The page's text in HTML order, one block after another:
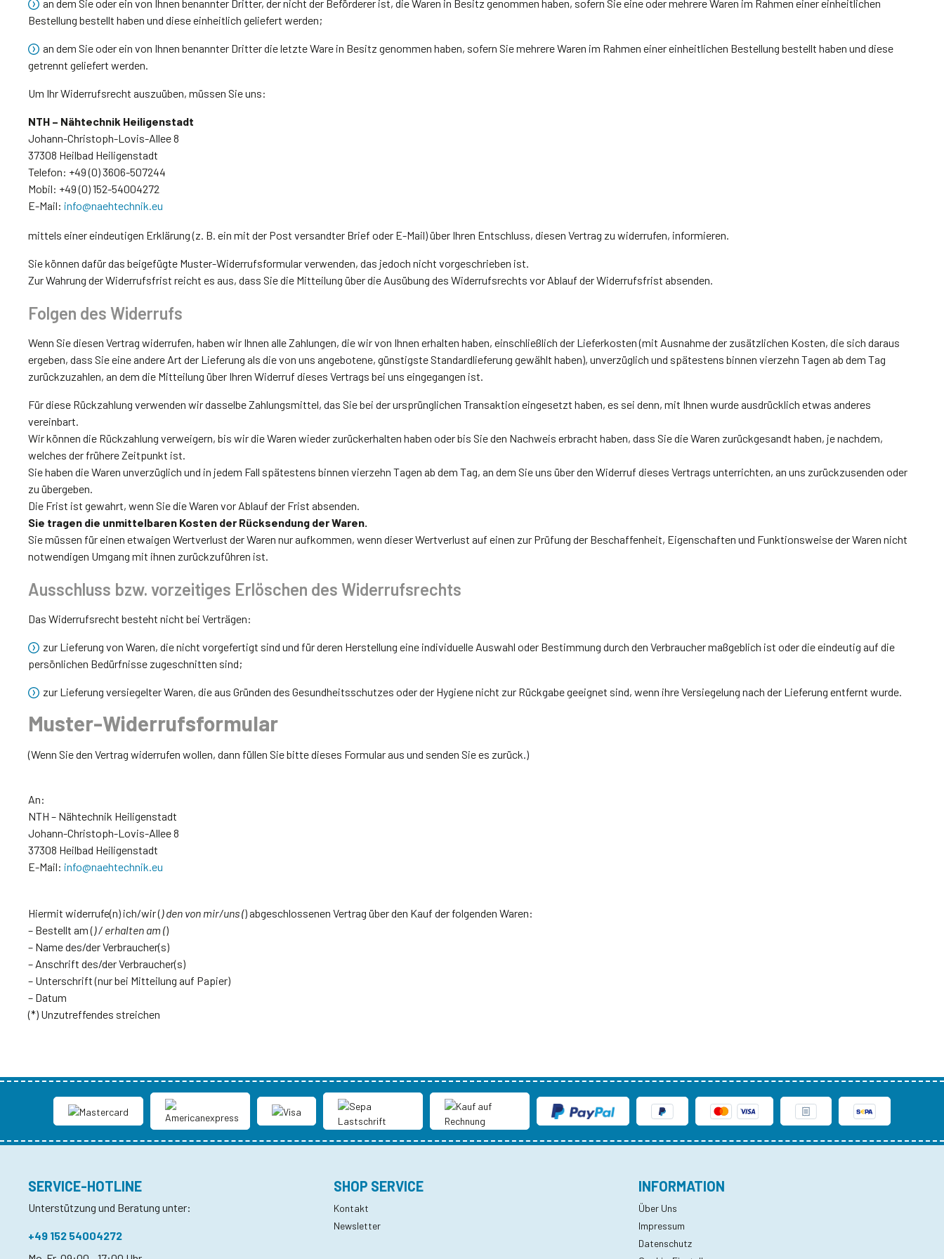
an dem Sie oder ein von Ihnen benannter Dritter, der nicht der Beförderer ist, die Waren in Besitz genommen haben, sofern Sie eine oder mehrere Waren im Rahmen einer einheitlichen
Bestellung bestellt haben und diese einheitlich geliefert werden;
an dem Sie oder ein von Ihnen benannter Dritter die letzte Ware in Besitz genommen haben, sofern Sie mehrere Waren im Rahmen einer einheitlichen Bestellung bestellt haben und diese
getrennt geliefert werden.
Um Ihr Widerrufsrecht auszuüben, müssen Sie uns:
NTH – Nähtechnik Heiligenstadt
Johann-Christoph-Lovis-Allee 8
37308 Heilbad Heiligenstadt
Telefon: +49 (0) 3606-507244
Mobil: +49 (0) 152-54004272
E-Mail: info@naehtechnik.eu
mittels einer eindeutigen Erklärung (z. B. ein mit der Post versandter Brief oder E-Mail) über Ihren Entschluss, diesen Vertrag zu widerrufen, informieren.
Sie können dafür das beigefügte Muster-Widerrufsformular verwenden, das jedoch nicht vorgeschrieben ist.
Zur Wahrung der Widerrufsfrist reicht es aus, dass Sie die Mitteilung über die Ausübung des Widerrufsrechts vor Ablauf der Widerrufsfrist absenden.
Folgen des Widerrufs
Wenn Sie diesen Vertrag widerrufen, haben wir Ihnen alle Zahlungen, die wir von Ihnen erhalten haben, einschließlich der Lieferkosten (mit Ausnahme der zusätzlichen Kosten, die sich daraus
ergeben, dass Sie eine andere Art der Lieferung als die von uns angebotene, günstigste Standardlieferung gewählt haben), unverzüglich und spätestens binnen vierzehn Tagen ab dem Tag
zurückzuzahlen, an dem die Mitteilung über Ihren Widerruf dieses Vertrags bei uns eingegangen ist.
Für diese Rückzahlung verwenden wir dasselbe Zahlungsmittel, das Sie bei der ursprünglichen Transaktion eingesetzt haben, es sei denn, mit Ihnen wurde ausdrücklich etwas anderes
vereinbart.
Wir können die Rückzahlung verweigern, bis wir die Waren wieder zurückerhalten haben oder bis Sie den Nachweis erbracht haben, dass Sie die Waren zurückgesandt haben, je nachdem,
welches der frühere Zeitpunkt ist.
Sie haben die Waren unverzüglich und in jedem Fall spätestens binnen vierzehn Tagen ab dem Tag, an dem Sie uns über den Widerruf dieses Vertrags unterrichten, an uns zurückzusenden oder
zu übergeben.
Die Frist ist gewahrt, wenn Sie die Waren vor Ablauf der Frist absenden.
Sie tragen die unmittelbaren Kosten der Rücksendung der Waren.
Sie müssen für einen etwaigen Wertverlust der Waren nur aufkommen, wenn dieser Wertverlust auf einen zur Prüfung der Beschaffenheit, Eigenschaften und Funktionsweise der Waren nicht
notwendigen Umgang mit ihnen zurückzuführen ist.
Ausschluss bzw. vorzeitiges Erlöschen des Widerrufsrechts
Das Widerrufsrecht besteht nicht bei Verträgen:
zur Lieferung von Waren, die nicht vorgefertigt sind und für deren Herstellung eine individuelle Auswahl oder Bestimmung durch den Verbraucher maßgeblich ist oder die eindeutig auf die
persönlichen Bedürfnisse zugeschnitten sind;
zur Lieferung versiegelter Waren, die aus Gründen des Gesundheitsschutzes oder der Hygiene nicht zur Rückgabe geeignet sind, wenn ihre Versiegelung nach der Lieferung entfernt wurde.
Muster-Widerrufsformular
(Wenn Sie den Vertrag widerrufen wollen, dann füllen Sie bitte dieses Formular aus und senden Sie es zurück.)
An:
NTH – Nähtechnik Heiligenstadt
Johann-Christoph-Lovis-Allee 8
37308 Heilbad Heiligenstadt
E-Mail: info@naehtechnik.eu
Hiermit widerrufe(n) ich/wir () den von mir/uns () abgeschlossenen Vertrag über den Kauf der folgenden Waren:
– Bestellt am () / erhalten am ()
– Name des/der Verbraucher(s)
– Anschrift des/der Verbraucher(s)
– Unterschrift (nur bei Mitteilung auf Papier)
– Datum
(*) Unzutreffendes streichen
SERVICE-HOTLINE
Unterstützung und Beratung unter:
+49 152 54004272
SHOP SERVICE
Kontakt
Newsletter
INFORMATION
Über Uns
Impressum
Datenschutz